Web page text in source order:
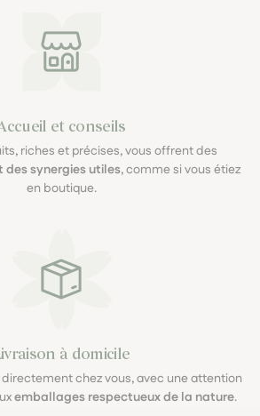
et conseils
riches et précises, vous offrent des
synergies utiles, comme si vous étiez
en boutique.
à domicile
chez vous, avec une attention
emballages respectueux de la nature.